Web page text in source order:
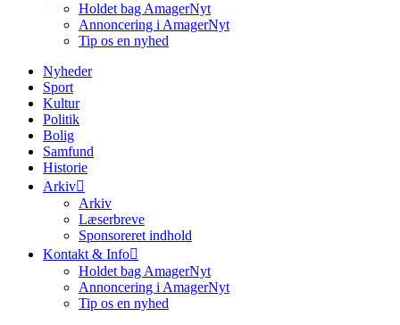
Holdet bag AmagerNyt
Annoncering i AmagerNyt
Tip os en nyhed
Nyheder
Sport
Kultur
Politik
Bolig
Samfund
Historie
Arkiv
Arkiv
Læserbreve
Sponsoreret indhold
Kontakt & Info
Holdet bag AmagerNyt
Annoncering i AmagerNyt
Tip os en nyhed